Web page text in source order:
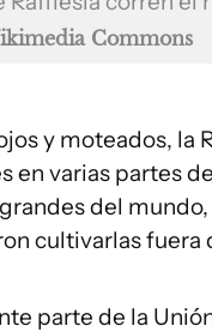
Commons
y moteados, la
en varias partes
del
cultivarlas fuera
parte de la